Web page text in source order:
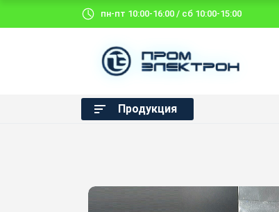
пн-пт 10:00-16:00 / сб 10:00-15:00
Продукция